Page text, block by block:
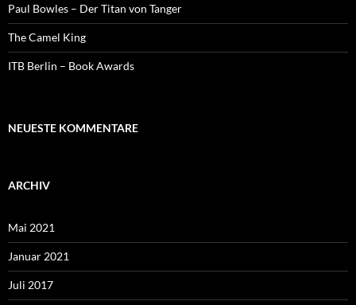
Paul Bowles – Der Titan von Tanger
The Camel King
ITB Berlin – Book Awards
NEUESTE KOMMENTARE
ARCHIV
Mai 2021
Januar 2021
Juli 2017